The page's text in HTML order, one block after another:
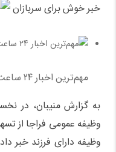
خبر خوش برای سربازان
مهم‌ترین اخبار ۲۴ ساعت گذشته
به گزارش منیبان، در
وظیفه عمومی فراجا از
وظیفه دارای فرزند خبر